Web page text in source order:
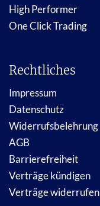
High Performer
One Click Trading
Rechtliches
Impressum
Datenschutz
Widerrufsbelehrung
AGB
Barrierefreiheit
Verträge kündigen
Verträge widerrufen